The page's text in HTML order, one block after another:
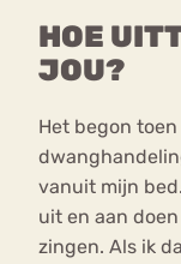
HOE
JOU?
Het begon
vanuit mijn
uit en aan
zingen. Als ik